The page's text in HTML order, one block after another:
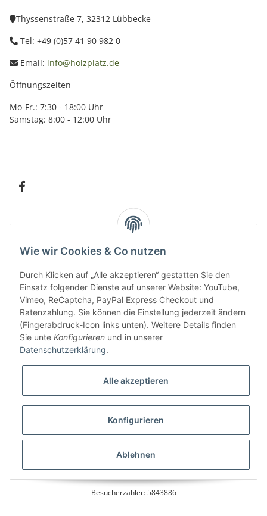
Thyssenstraße 7, 32312 Lübbecke
Tel: +49 (0)57 41 90 982 0
Email: info@holzplatz.de
Öffnungszeiten
Mo-Fr.: 7:30 - 18:00 Uhr
Samstag: 8:00 - 12:00 Uhr
Bitte senden Sie mir entsprechend IhrerDatenschutzerklärungregelmäßig und
jederzeit widerruflich Informationen zu Ihrem Produktsortiment per E-Mail zu.
* Alle Preise inkl. gesetzlicher USt., zzgl.
Besucherzähler: 5843886
Wie wir Cookies & Co nutzen
Durch Klicken auf „Alle akzeptieren“ gestatten Sie den
Einsatz folgender Dienste auf unserer Website: YouTube,
Vimeo, ReCaptcha, PayPal Express Checkout und
Ratenzahlung. Sie können die Einstellung jederzeit ändern
(Fingerabdruck-Icon links unten). Weitere Details finden
Sie unte Konfigurieren und in unserer
Datenschutzerklärung.
Alle akzeptieren
Konfigurieren
Ablehnen